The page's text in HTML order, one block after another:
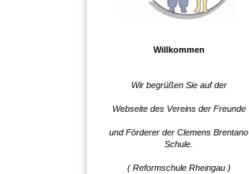
Willkommen
Wir begrüßen Sie auf der
Webseite des Vereins der Freunde
und Förderer der Clemens Brentano
Schule.
( Reformschule Rheingau )